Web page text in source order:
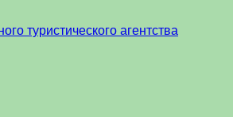
туристического агентства